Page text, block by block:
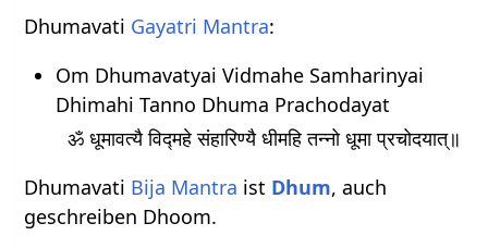
Dhumavati Gayatri Mantra:
Om Dhumavatyai Vidmahe Samharinyai
Dhimahi Tanno Dhuma Prachodayat
ॐ धूमावत्यै विद्महे संहारिण्यै धीमहि तन्नो धूमा प्रचोदयात्॥
Dhumavati Bija Mantra ist Dhum, auch
geschreiben Dhoom.